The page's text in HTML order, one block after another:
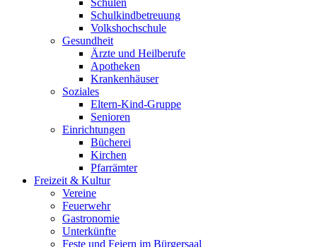
Schulen
Schulkindbetreuung
Volkshochschule
Gesundheit
Ärzte und Heilberufe
Apotheken
Krankenhäuser
Soziales
Eltern-Kind-Gruppe
Senioren
Einrichtungen
Bücherei
Kirchen
Pfarrämter
Freizeit & Kultur
Vereine
Feuerwehr
Gastronomie
Unterkünfte
Feste und Feiern im Bürgersaal